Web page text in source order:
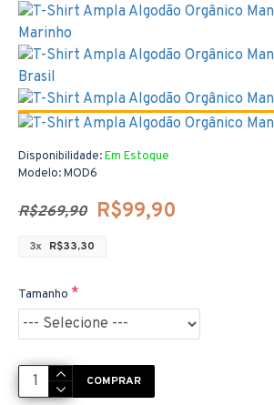
Disponibilidade:Em Estoque
Modelo:MOD6
R$99,90
R$269,90
3x R$33,30
Tamanho
COMPRAR